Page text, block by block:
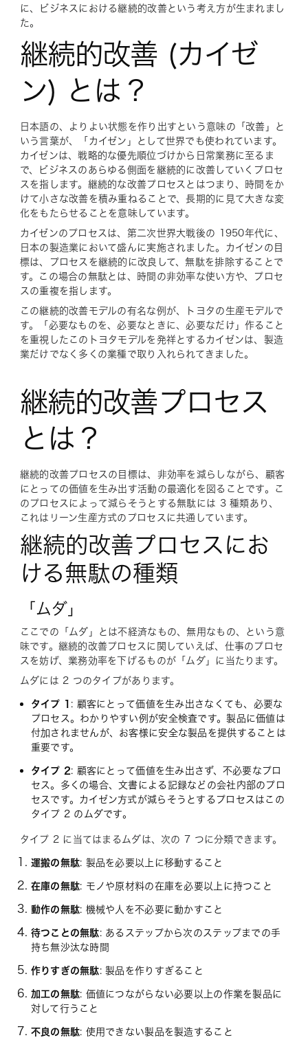
に、ビジネスにおける継続的改善という考え方が生まれまし
た。
継続的改善 (カイゼ
ン) とは？
日本語の、よりよい状態を作り出すという意味の「改善」と
いう言葉が、「カイゼン」として世界でも使われています。
カイゼンは、戦略的な優先順位づけから日常業務に至るま
で、ビジネスのあらゆる側面を継続的に改善していくプロセ
スを指します。継続的な改善プロセスとはつまり、時間をか
けて小さな改善を積み重ねることで、長期的に見て大きな変
化をもたらせることを意味しています。
カイゼンのプロセスは、第二次世界大戦後の 1950年代に、
日本の製造業において盛んに実施されました。カイゼンの目
標は、プロセスを継続的に改良して、無駄を排除することで
す。この場合の無駄とは、時間の非効率な使い方や、プロセ
スの重複を指します。
この継続的改善モデルの有名な例が、トヨタの生産モデルで
す。「必要なものを、必要なときに、必要なだけ」作ること
を重視したこのトヨタモデルを発祥とするカイゼンは、製造
業だけでなく多くの業種で取り入れられてきました。
継続的改善プロセス
とは？
継続的改善プロセスの目標は、非効率を減らしながら、顧客
にとっての価値を生み出す活動の最適化を図ることです。こ
のプロセスによって減らそうとする無駄には 3 種類あり、
これはリーン生産方式のプロセスに共通しています。
継続的改善プロセスにお
ける無駄の種類
「ムダ」
ここでの「ムダ」とは不経済なもの、無用なもの、という意
味です。継続的改善プロセスに関していえば、仕事のプロセ
スを妨げ、業務効率を下げるものが「ムダ」に当たります。
ムダには 2 つのタイプがあります。
タイプ 1 : 顧客にとって価値を生み出さなくても、必要な
プロセス。わかりやすい例が安全検査です。製品に価値は
付加されませんが、お客様に安全な製品を提供することは
重要です。
タイプ 2: 顧客にとって価値を生み出さず、不必要なプロ
セス。多くの場合、文書による記録などの会社内部のプロ
セスです。カイゼン方式が減らそうとするプロセスはこの
タイプ 2 のムダです。
タイプ 2 に当てはまるムダは、次の 7 つに分類できます。
運搬の無駄: 製品を必要以上に移動すること
在庫の無駄: モノや原材料の在庫を必要以上に持つこと
動作の無駄: 機械や人を不必要に動かすこと
待つことの無駄: あるステップから次のステップまでの手
持ち無沙汰な時間
作りすぎの無駄: 製品を作りすぎること
加工の無駄: 価値につながらない必要以上の作業を製品に
対して行うこと
不良の無駄: 使用できない製品を製造すること